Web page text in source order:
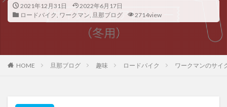
2021年12月31日
2022年6月17日
ロードバイク, ワークマン, 旦那ブログ 2714view
HOME 旦那ブログ 趣味 ロードバイク ワークマンのサイ